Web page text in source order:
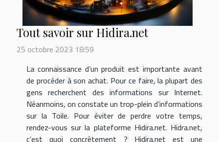
Tout savoir sur Hidira.net
25 octobre 2023 18:59
La connaissance d’un produit est importante avant
de procéder à son achat. Pour ce faire, la plupart des
gens recherchent des informations sur Internet.
Néanmoins, on constate un trop-plein d’informations
sur la Toile. Pour éviter de perdre votre temps,
rendez-vous sur la plateforme Hidira.net. Hidra.net,
c’est quoi concrètement ? Hidira.net est une